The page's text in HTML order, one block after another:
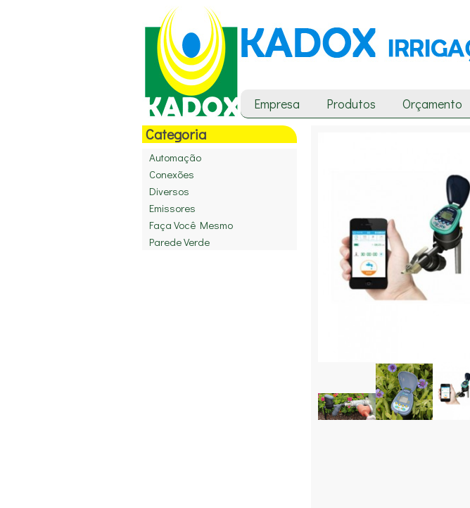
Empresa Produtos Orçamento
Categoria
Automação
Conexões
Diversos
Emissores
Faça Você Mesmo
Parede Verde